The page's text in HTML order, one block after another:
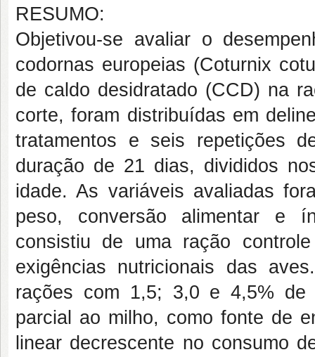
RESUMO:
Objetivou-se avaliar o
codornas europeias (Coturnix
de caldo desidratado (CCD) na
corte, foram distribuídas em
tratamentos e seis repetições
duração de 21 dias, divididos
idade. As variáveis avaliadas
peso, conversão alimentar e
consistiu de uma ração
exigências nutricionais das
rações com 1,5; 3,0 e 4,5% de
parcial ao milho, como fonte de
linear decrescente no consumo